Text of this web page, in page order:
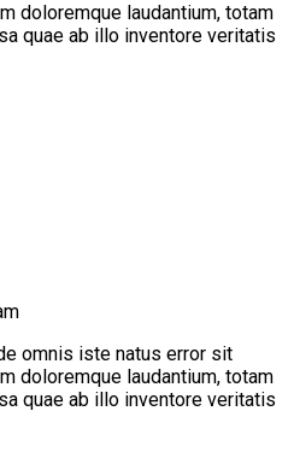
doloremque laudantium, totam
quae ab illo inventore veritatis
omnis iste natus error sit
doloremque laudantium, totam
quae ab illo inventore veritatis